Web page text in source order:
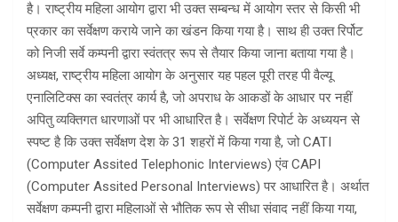
है। राष्ट्रीय महिला आयोग द्वारा भी उक्त सम्बन्ध में आयोग स्तर से किसी भी
प्रकार का सर्वेक्षण कराये जाने का खंडन किया गया है। साथ ही उक्त रिर्पोट
को निजी सर्वे कम्पनी द्वारा स्वंतत्र रूप से तैयार किया जाना बताया गया है।
अध्यक्ष, राष्ट्रीय महिला आयोग के अनुसार यह पहल पूरी तरह पी वैल्यू
एनालिटिक्स का स्वतंत्र कार्य है, जो अपराध के आकडों के आधार पर नहीं
अपितु व्यक्तिगत धारणाओं पर भी आधारित है। सर्वेक्षण रिपोर्ट के अध्ययन से
स्पष्ट है कि उक्त सर्वेक्षण देश के 31 शहरों में किया गया है, जो CATI
(Computer Assited Telephonic Interviews) एंव CAPI
(Computer Assited Personal Interviews) पर आधारित है। अर्थात
सर्वेक्षण कम्पनी द्वारा महिलाओं से भौतिक रूप से सीधा संवाद नहीं किया गया,